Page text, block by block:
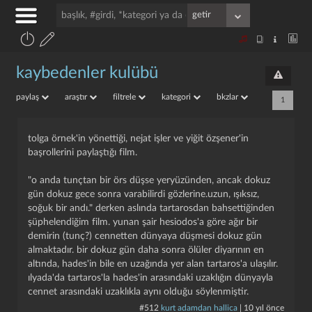
kaybedenler kulübü
paylaş araştır filtrele kategori bkzlar 1
tolga örnek'in yönettiği, nejat işler ve yiğit özşener'in
başrollerini paylaştığı film.
"o anda tunçtan bir örs düşse yeryüzünden, ancak dokuz
gün dokuz gece sonra varabilirdi gözlerine.uzun, ışıksız,
soğuk bir andı." derken aslında tartarosdan bahsettiğinden
şüphelendiğim film. yunan şair hesiodos'a göre ağır bir
demirin (tunç?) cennetten dünyaya düşmesi dokuz gün
almaktadır. bir dokuz gün daha sonra ölüler diyarının en
altında, hades'in bile en uzağında yer alan tartaros'a ulaşılır.
ılyada'da tartaros'la hades'in arasındaki uzaklığın dünyayla
cennet arasındaki uzaklıkla aynı olduğu söylenmiştir.
#512 kurt adamdan hallica 10 yıl önce